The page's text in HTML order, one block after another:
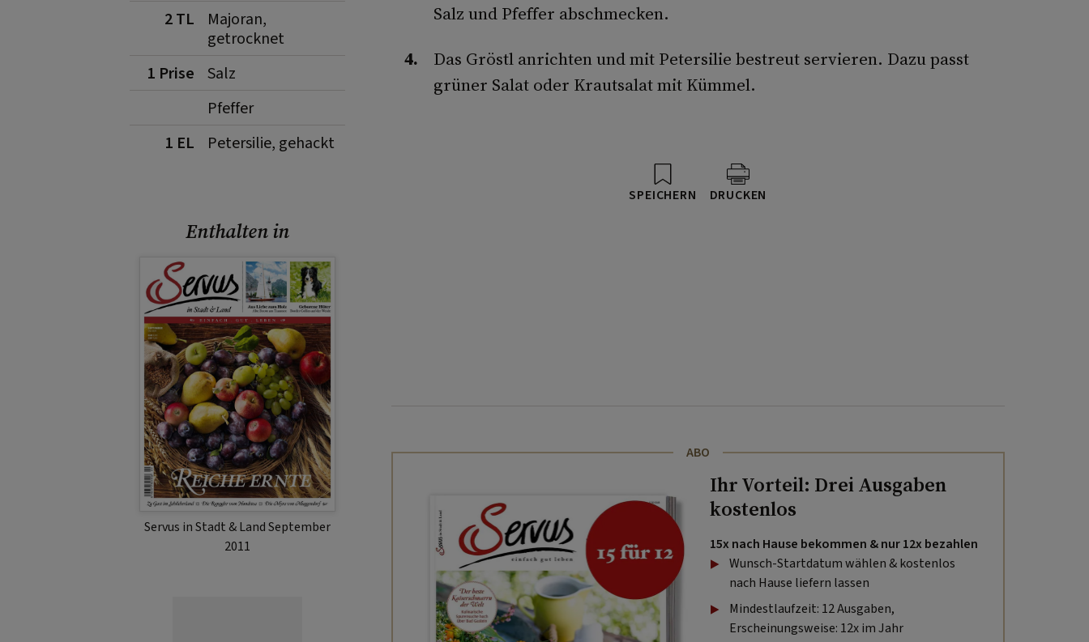
2 TL
Majoran,
getrocknet
1 Prise
Salz
Pfeffer
1 EL
Petersilie, gehackt
Enthalten in
Servus in Stadt & Land September
2011
Salz und Pfeffer abschmecken.
Das Gröstl anrichten und mit Petersilie bestreut servieren. Dazu passt
grüner Salat oder Krautsalat mit Kümmel.
SPEICHERN DRUCKEN
ABO
Ihr Vorteil: Drei Ausgaben
kostenlos
15x nach Hause bekommen & nur 12x bezahlen
Wunsch-Startdatum wählen & kostenlos
nach Hause liefern lassen
Mindestlaufzeit: 12 Ausgaben,
Erscheinungsweise: 12x im Jahr